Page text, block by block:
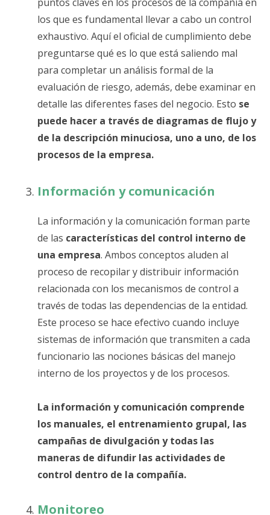
los que es fundamental llevar a cabo un control
exhaustivo. Aquí el oficial de cumplimiento debe
preguntarse qué es lo que está saliendo mal
para completar un análisis formal de la
evaluación de riesgo, además, debe examinar en
detalle las diferentes fases del negocio. Esto se
puede hacer a través de diagramas de flujo y
de la descripción minuciosa, uno a uno, de los
procesos de la empresa.
Información y comunicación
La información y la comunicación forman parte
de las características del control interno de
una empresa. Ambos conceptos aluden al
proceso de recopilar y distribuir información
relacionada con los mecanismos de control a
través de todas las dependencias de la entidad.
Este proceso se hace efectivo cuando incluye
sistemas de información que transmiten a cada
funcionario las nociones básicas del manejo
interno de los proyectos y de los procesos.
La información y comunicación comprende
los manuales, el entrenamiento grupal, las
campañas de divulgación y todas las
maneras de difundir las actividades de
control dentro de la compañía.
Monitoreo